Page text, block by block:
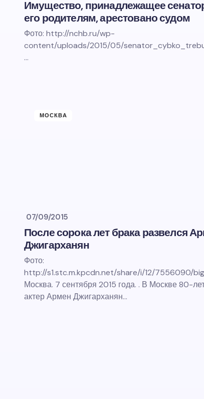
Имущество, принадлежащее
его родителям, арестовано судом
Фото: http://nchb.ru/wp-
content/uploads/2015/05/
…
МОСКВА
07/09/2015
После сорока лет брака развелся
Джигарханян
Фото:
http://s1.stc.m.kpcdn.net/share/i/12/7556090/
Москва. 7 сентября 2015 года. . В Москве 80-
актер Армен Джигарханян…